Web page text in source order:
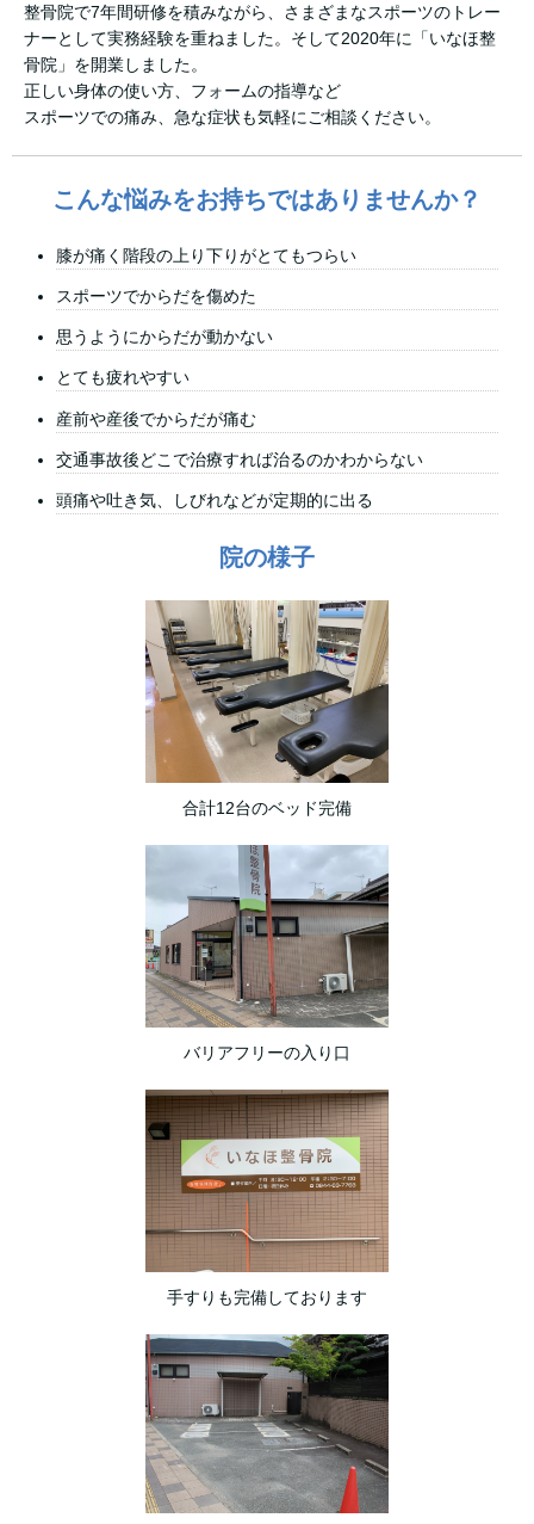
整骨院で7年間研修を積みながら、さまざまなスポーツのトレー
ナーとして実務経験を重ねました。そして2020年に「いなほ整
骨院」を開業しました。
正しい身体の使い方、フォームの指導など
スポーツでの痛み、急な症状も気軽にご相談ください。
こんな悩みをお持ちではありませんか？
膝が痛く階段の上り下りがとてもつらい
スポーツでからだを傷めた
思うようにからだが動かない
とても疲れやすい
産前や産後でからだが痛む
交通事故後どこで治療すれば治るのかわからない
頭痛や吐き気、しびれなどが定期的に出る
院の様子
合計12台のベッド完備
バリアフリーの入り口
手すりも完備しております